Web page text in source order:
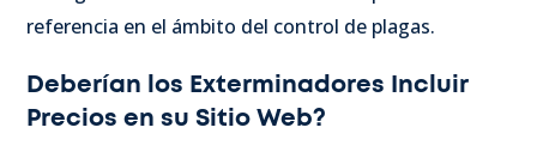
referencia en el ámbito del control de plagas.
Deberían los Exterminadores Incluir
Precios en su Sitio Web?